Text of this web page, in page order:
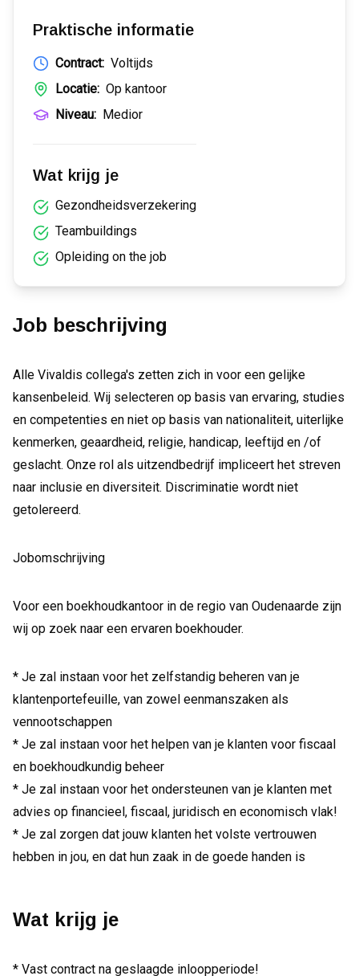
Praktische informatie
Contract: Voltijds
Locatie: Op kantoor
Niveau: Medior
Wat krijg je
Gezondheidsverzekering
Teambuildings
Opleiding on the job
Job beschrijving
Alle Vivaldis collega's zetten zich in voor een gelijke
kansenbeleid. Wij selecteren op basis van ervaring, studies
en competenties en niet op basis van nationaliteit, uiterlijke
kenmerken, geaardheid, religie, handicap, leeftijd en /of
geslacht. Onze rol als uitzendbedrijf impliceert het streven
naar inclusie en diversiteit. Discriminatie wordt niet
getolereerd.
Jobomschrijving
Voor een boekhoudkantoor in de regio van Oudenaarde zijn
wij op zoek naar een ervaren boekhouder.
* Je zal instaan voor het zelfstandig beheren van je
klantenportefeuille, van zowel eenmanszaken als
vennootschappen
* Je zal instaan voor het helpen van je klanten voor fiscaal
en boekhoudkundig beheer
* Je zal instaan voor het ondersteunen van je klanten met
advies op financieel, fiscaal, juridisch en economisch vlak!
* Je zal zorgen dat jouw klanten het volste vertrouwen
hebben in jou, en dat hun zaak in de goede handen is
Wat krijg je
* Vast contract na geslaagde inloopperiode!